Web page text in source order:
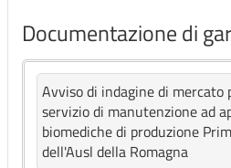
Documentazione di
Avviso di indagine di mercato
servizio di manutenzione ad
biomediche di produzione
dell'Ausl della Romagna